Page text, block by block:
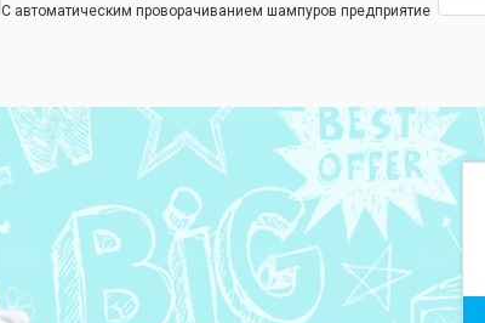
С автоматическим проворачиванием шампуров предприятие